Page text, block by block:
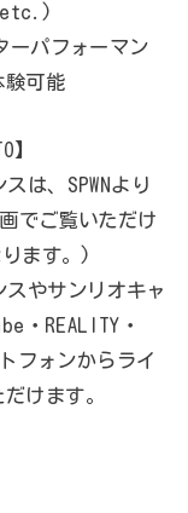
etc.)
ーパフォーマン
験可能
】
は、SPWNより
でご覧いただけ
ます。)
やサンリオキャ
・REALITY・
フォンからライ
けます。